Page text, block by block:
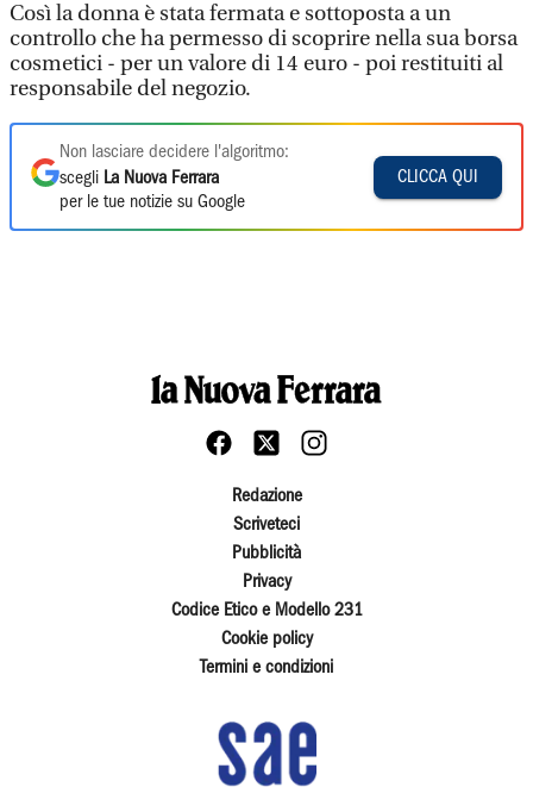
Così la donna è stata fermata e sottoposta a un
controllo che ha permesso di scoprire nella sua borsa
cosmetici - per un valore di 14 euro - poi restituiti al
responsabile del negozio.
Non lasciare decidere l'algoritmo:
scegli La Nuova Ferrara
per le tue notizie su Google
CLICCA QUI
Redazione
Scriveteci
Pubblicità
Privacy
Codice Etico e Modello 231
Cookie policy
Termini e condizioni